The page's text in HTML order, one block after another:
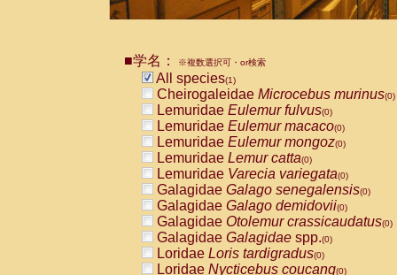
■学名： ※複数選択可・or検索
All species(1)
Cheirogaleidae Microcebus murinus(0)
Lemuridae Eulemur fulvus(0)
Lemuridae Eulemur macaco(0)
Lemuridae Eulemur mongoz(0)
Lemuridae Lemur catta(0)
Lemuridae Varecia variegata(0)
Galagidae Galago senegalensis(0)
Galagidae Galago demidovii(0)
Galagidae Otolemur crassicaudatus(0)
Galagidae Galagidae spp.(0)
Loridae Loris tardigradus(0)
Loridae Nycticebus coucang(0)